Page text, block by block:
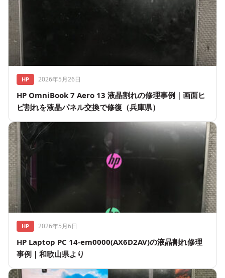
HP 2026年5月26日
HP OmniBook 7 Aero 13 液晶割れの修理事例｜画面ヒ
ビ割れを液晶パネル交換で修復（兵庫県）
HP 2026年5月6日
HP Laptop PC 14-em0000(AX6D2AV)の液晶割れ修理
事例｜和歌山県より